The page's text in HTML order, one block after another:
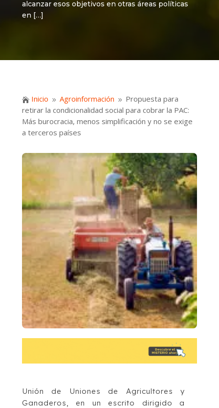
alcanzar esos objetivos en otras áreas políticas
en […]
 Inicio 9 Agroinformación 9 Propuesta para
retirar la condicionalidad social para cobrar la PAC:
Más burocracia, menos simplificación y no se exige
a terceros países
Unión de Uniones de Agricultores y
Ganaderos, en un escrito dirigido a